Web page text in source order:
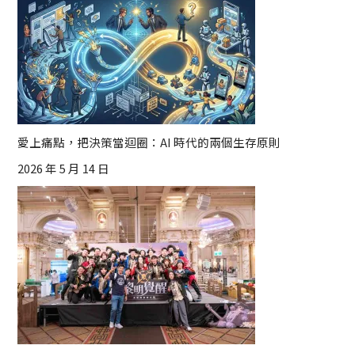
愛上痛點，把決策當迴圈：AI 時代的兩個生存原則
2026 年 5 月 14 日